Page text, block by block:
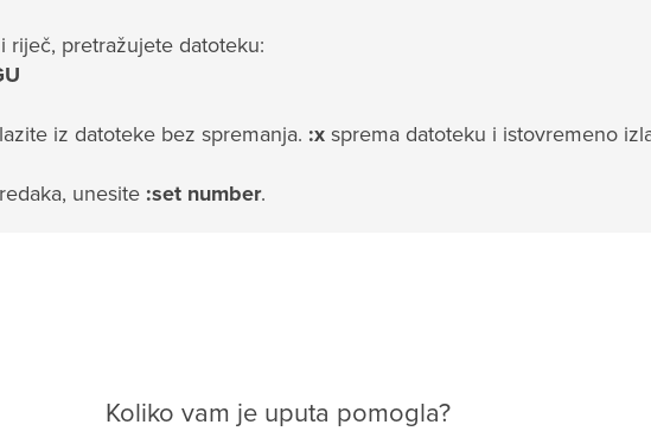
riječ, pretražujete datoteku:
iz datoteke bez spremanja. :x sprema datoteku i istovremeno
unesite :set number.
Koliko vam je uputa pomogla?